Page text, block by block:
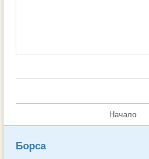
Начало
Борса